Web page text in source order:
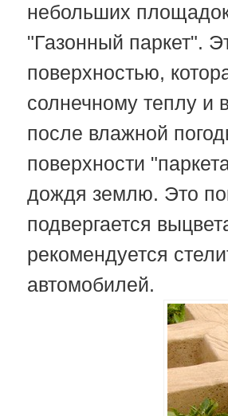
небольших
"Газонный паркет".
поверхностью,
солнечному теплу и
после влажной
поверхности
дождя землю. Это
подвергается
рекомендуется
автомобилей.